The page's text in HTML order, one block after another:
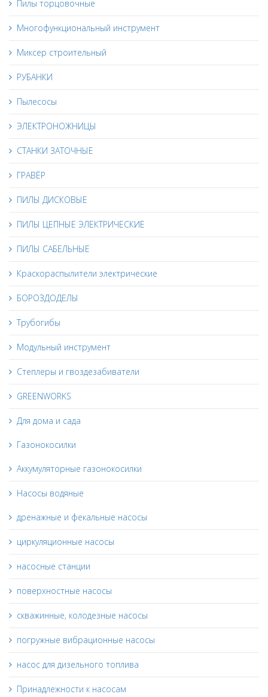
Пилы торцовочные
Многофункциональный инструмент
Миксер строительный
РУБАНКИ
Пылесосы
ЭЛЕКТРОНОЖНИЦЫ
СТАНКИ ЗАТОЧНЫЕ
ГРАВЁР
ПИЛЫ ДИСКОВЫЕ
ПИЛЫ ЦЕПНЫЕ ЭЛЕКТРИЧЕСКИЕ
ПИЛЫ САБЕЛЬНЫЕ
Краскораспылители электрические
БОРОЗДОДЕЛЫ
Трубогибы
Модульный инструмент
Степлеры и гвоздезабиватели
GREENWORKS
Для дома и сада
Газонокосилки
Аккумуляторные газонокосилки
Насосы водяные
дренажные и фекальные насосы
циркуляционные насосы
насосные станции
поверхностные насосы
скважинные, колодезные насосы
погружные вибрационные насосы
насос для дизельного топлива
Принадлежности к насосам